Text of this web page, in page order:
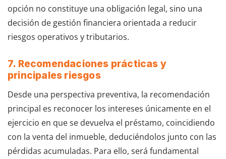
opción no constituye una obligación legal, sino una
decisión de gestión financiera orientada a reducir
riesgos operativos y tributarios.
7. Recomendaciones prácticas y
principales riesgos
Desde una perspectiva preventiva, la recomendación
principal es reconocer los intereses únicamente en el
ejercicio en que se devuelva el préstamo, coincidiendo
con la venta del inmueble, deduciéndolos junto con las
pérdidas acumuladas. Para ello, será fundamental